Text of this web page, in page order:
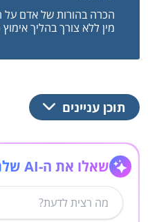
הכרה בהורות של אדם על
מין ללא צורך בהליך
תוכן עניינים
שאלו את ה-AI שלנו